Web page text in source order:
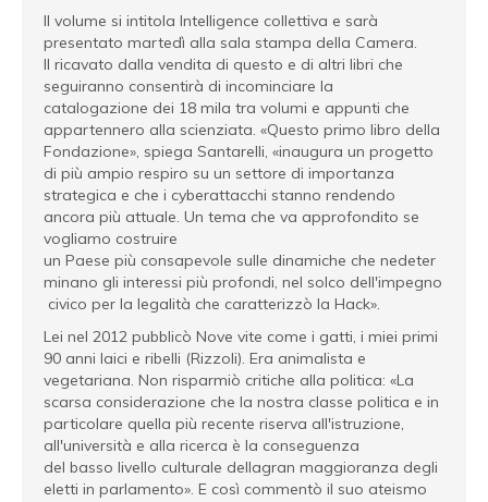
Il volume si intitola Intelligence collettiva e sarà
presentato martedì alla sala stampa della Camera.
Il ricavato dalla vendita di questo e di altri libri che
seguiranno consentirà di incominciare la
catalogazione dei 18 mila tra volumi e appunti che
appartennero alla scienziata. «Questo primo libro della
Fondazione», spiega Santarelli, «inaugura un progetto
di più ampio respiro su un settore di importanza
strategica e che i cyberattacchi stanno rendendo
ancora più attuale. Un tema che va approfondito se
vogliamo costruire
un Paese più consapevole sulle dinamiche che nedeter
minano gli interessi più profondi, nel solco dell'impegno
civico per la legalità che caratterizzò la Hack».
Lei nel 2012 pubblicò Nove vite come i gatti, i miei primi
90 anni laici e ribelli (Rizzoli). Era animalista e
vegetariana. Non risparmiò critiche alla politica: «La
scarsa considerazione che la nostra classe politica e in
particolare quella più recente riserva all'istruzione,
all'università e alla ricerca è la conseguenza
del basso livello culturale dellagran maggioranza degli
eletti in parlamento». E così commentò il suo ateismo